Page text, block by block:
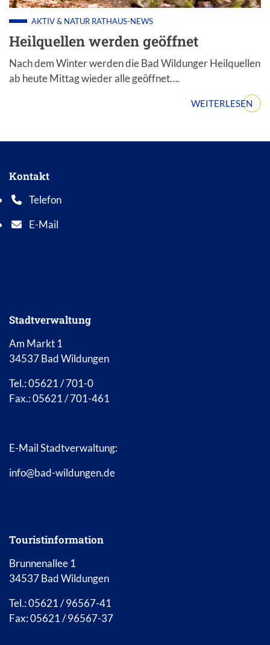
Heilquellen werden geöffnet
AKTIV & NATUR RATHAUS-NEWS
Nach dem Winter werden die Bad Wildunger Heilquellen
ab heute Mittag wieder alle geöffnet….
WEITERLESEN
Kontakt
Telefon
Telefonnummer: 0 5 6 2 1 7 0 1 0
E-Mail
E-Mail Adresse: info@bad-wildungen.de
Stadtverwaltung
Am Markt 1
34537 Bad Wildungen
Tel.: 05621 / 701-0
Fax.: 05621 / 701-461
E-Mail Stadtverwaltung:
info@bad-wildungen.de
Touristinformation
Brunnenallee 1
34537 Bad Wildungen
Tel.: 05621 / 96567-41
Fax: 05621 / 96567-37